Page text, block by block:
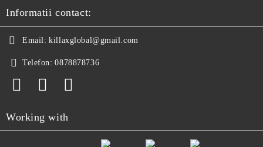
Informatii contact:
Email: killaxglobal@gmail.com
Telefon: 0878878736
Working with